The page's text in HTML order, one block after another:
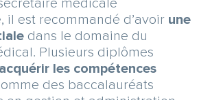
médicale
il est recommandé d’avoir une
dans le domaine du
Plusieurs diplômes
les compétences
des baccalauréats